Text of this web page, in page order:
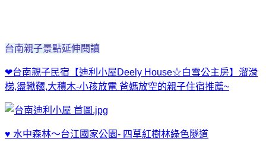
台南親子景點延伸閱讀
❤台南親子民宿【迪利小屋Deely House☆白雪公主房】溜滑
梯,盪鞦韆,大積木-小孩放電 爸媽放空的親子住宿推薦~
♥ 水中森林～台江國家公園- 四草紅樹林綠色隧道